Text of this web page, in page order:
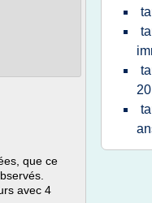
que ce
avec 4